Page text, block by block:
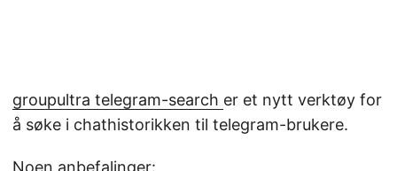
groupultra telegram-search er et nytt verktøy for
å søke i chathistorikken til telegram-brukere.